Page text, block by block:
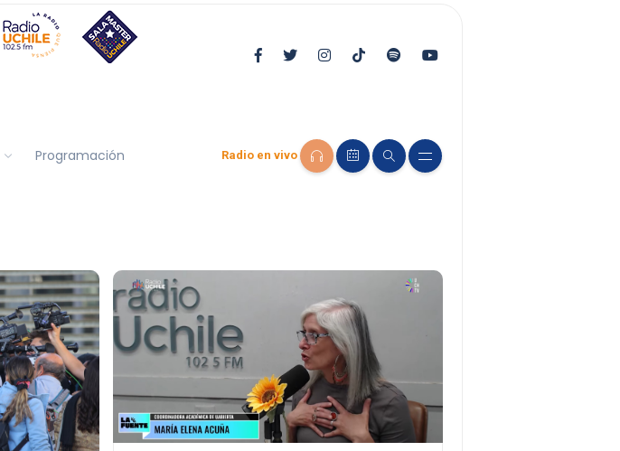
Programación Radio en vivo